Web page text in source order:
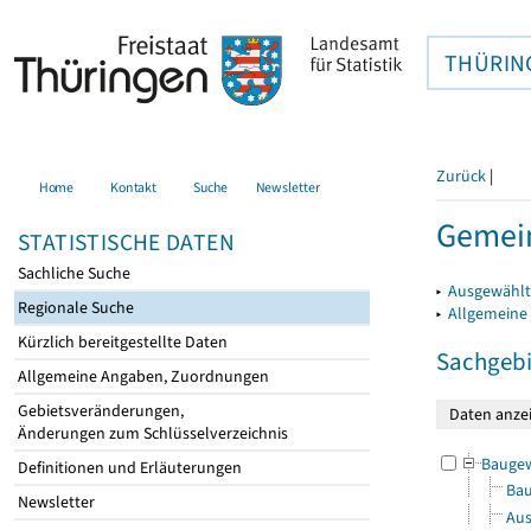
Home Kontakt Suche Newsletter
STATISTISCHE DATEN
Sachliche Suche
Regionale Suche
Kürzlich bereitgestellte Daten
Allgemeine Angaben, Zuordnungen
Gebietsveränderungen,
Änderungen zum Schlüsselverzeichnis
Definitionen und Erläuterungen
Newsletter
Zurück |
▸
▸